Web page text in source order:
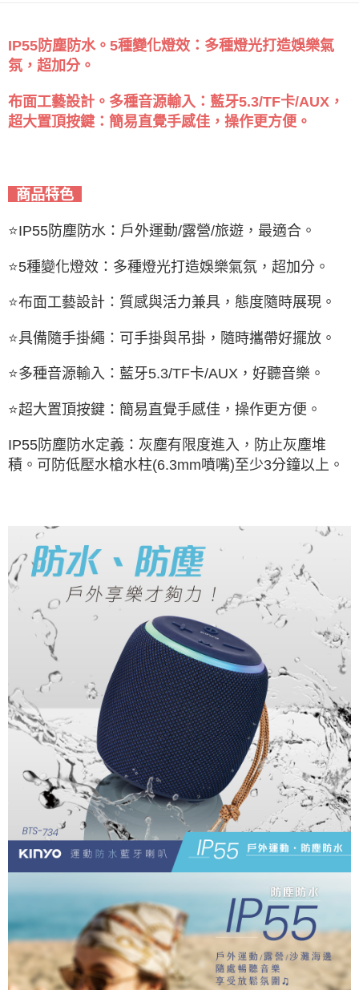
IP55防塵防水。5種變化燈效：多種燈光打造娛樂氣
氛，超加分。
布面工藝設計。多種音源輸入：藍牙5.3/TF卡/AUX，
超大置頂按鍵：簡易直覺手感佳，操作更方便。
商品特色
⭐IP55防塵防水：戶外運動/露營/旅遊，最適合。
⭐5種變化燈效：多種燈光打造娛樂氣氛，超加分。
⭐布面工藝設計：質感與活力兼具，態度隨時展現。
⭐具備隨手掛繩：可手掛與吊掛，隨時攜帶好擺放。
⭐多種音源輸入：藍牙5.3/TF卡/AUX，好聽音樂。
⭐超大置頂按鍵：簡易直覺手感佳，操作更方便。
IP55防塵防水定義：灰塵有限度進入，防止灰塵堆
積。 可防低壓水槍水柱(6.3mm噴嘴)至少3分鐘以上。